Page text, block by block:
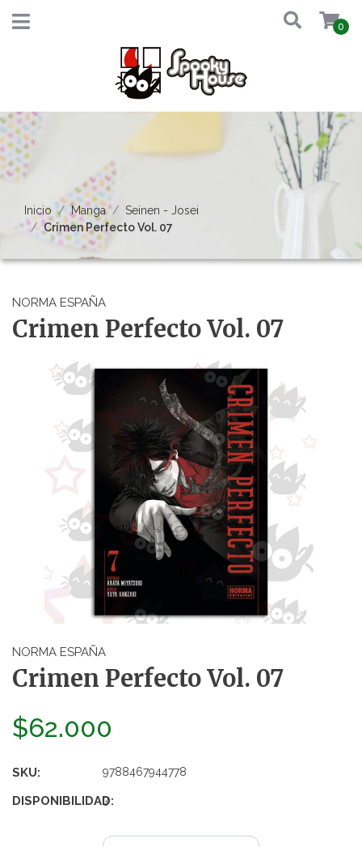
0
Inicio Manga
Seinen - Josei
Crimen Perfecto Vol. 07
NORMA ESPAÑA
Crimen Perfecto Vol. 07
NORMA ESPAÑA
Crimen Perfecto Vol. 07
$62.000
SKU: 9788467944778
DISPONIBILIDAD:
3